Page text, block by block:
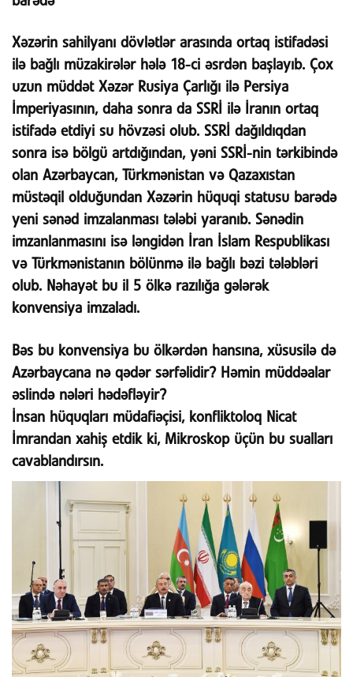
Xəzərin sahilyanı dövlətlər arasında ortaq istifadəsi
ilə bağlı müzakirələr hələ 18-ci əsrdən başlayıb. Çox
uzun müddət Xəzər Rusiya Çarlığı ilə Persiya
İmperiyasının, daha sonra da SSRİ ilə İranın ortaq
istifadə etdiyi su hövzəsi olub. SSRİ dağıldıqdan
sonra isə bölgü artdığından, yəni SSRİ-nin tərkibində
olan Azərbaycan, Türkmənistan və Qazaxıstan
müstəqil olduğundan Xəzərin hüquqi statusu barədə
yeni sənəd imzalanması tələbi yaranıb. Sənədin
imzanlanmasını isə ləngidən İran İslam Respublikası
və Türkmənistanın bölünmə ilə bağlı bəzi tələbləri
olub. Nəhayət bu il 5 ölkə razılığa gələrək
konvensiya imzaladı.
Bəs bu konvensiya bu ölkərdən hansına, xüsusilə də
Azərbaycana nə qədər sərfəlidir? Həmin müddəalar
əslində nələri hədəfləyir?
İnsan hüquqları müdafiəçisi, konfliktoloq Nicat
İmrandan xahiş etdik ki, Mikroskop üçün bu sualları
cavablandırsın.